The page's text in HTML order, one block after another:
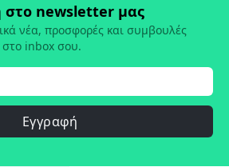
στο newsletter μας
νέα, προσφορές και συμβουλές
στο inbox σου.
Εγγραφή